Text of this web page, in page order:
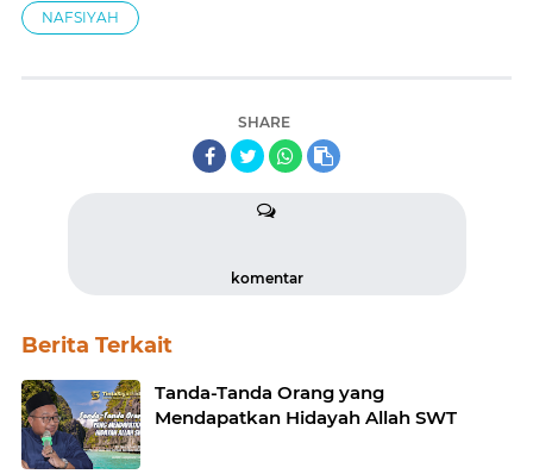
NAFSIYAH
SHARE
komentar
Berita Terkait
Tanda-Tanda Orang yang
Mendapatkan Hidayah Allah SWT